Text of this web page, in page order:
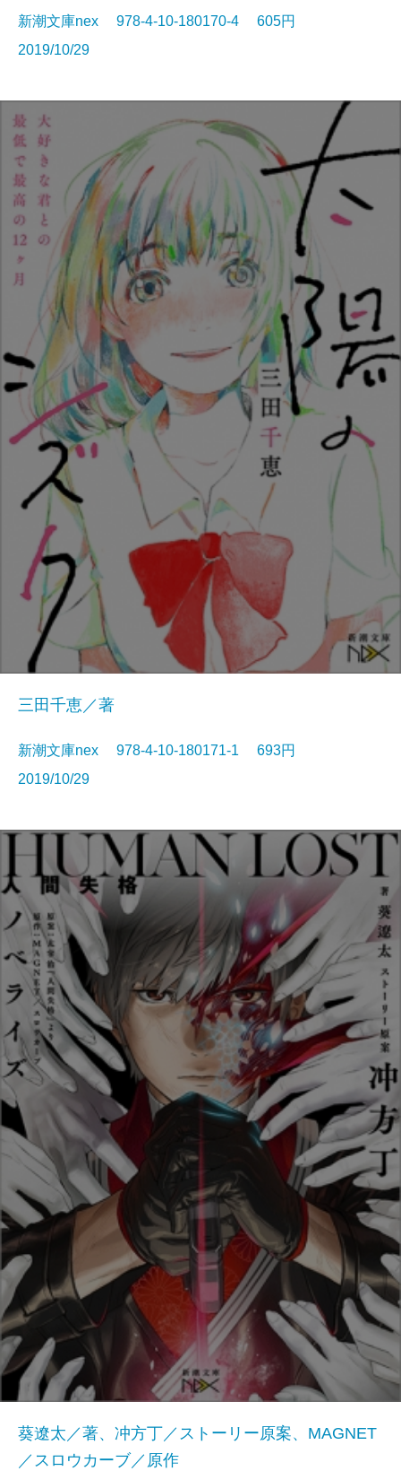
新潮文庫nex 978-4-10-180170-4 605円
2019/10/29
三田千恵／著
新潮文庫nex 978-4-10-180171-1 693円
2019/10/29
葵遼太／著、冲方丁／ストーリー原案、MAGNET
／スロウカーブ／原作